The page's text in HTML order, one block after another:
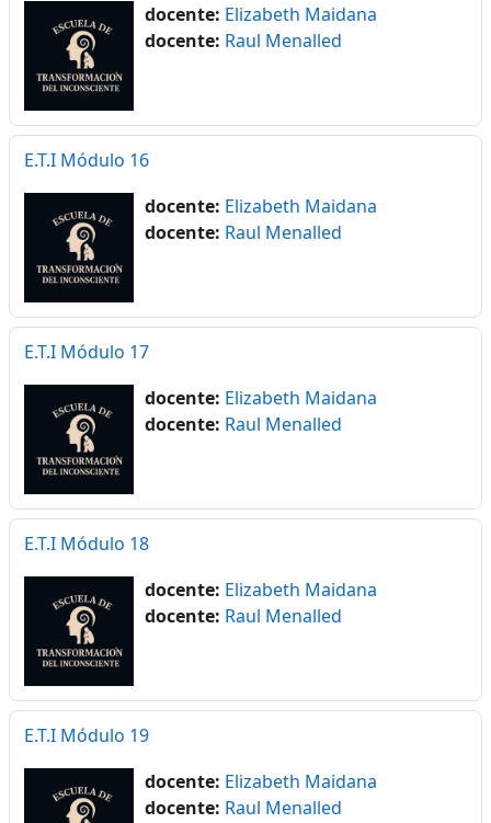
docente: Elizabeth Maidana
docente: Raul Menalled
E.T.I Módulo 16
docente: Elizabeth Maidana
docente: Raul Menalled
E.T.I Módulo 17
docente: Elizabeth Maidana
docente: Raul Menalled
E.T.I Módulo 18
docente: Elizabeth Maidana
docente: Raul Menalled
E.T.I Módulo 19
docente: Elizabeth Maidana
docente: Raul Menalled